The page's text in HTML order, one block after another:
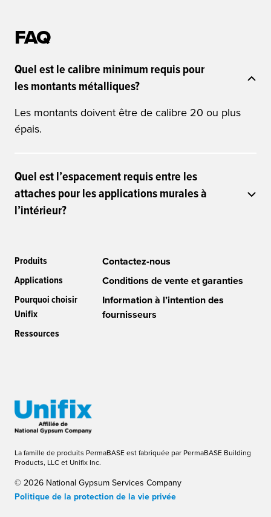
FAQ
Quel est le calibre minimum requis pour
les montants métalliques?
Les montants doivent être de calibre 20 ou plus
épais.
Quel est l’espacement requis entre les
attaches pour les applications murales à
l’intérieur?
Produits
Applications
Pourquoi choisir
Unifix
Ressources
Contactez-nous
Conditions de vente et garanties
Information à l’intention des
fournisseurs
© 2026 National Gypsum Services Company
Politique de la protection de la vie privée
La famille de produits PermaBASE est fabriquée par PermaBASE Building
Products, LLC et Unifix Inc.